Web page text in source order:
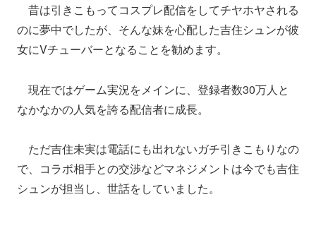
昔は引きこもってコスプレ配信をしてチヤホヤされる
のに夢中でしたが、そんな妹を心配した吉住シュンが彼
女にVチューバーとなることを勧めます。
現在ではゲーム実況をメインに、登録者数30万人と
なかなかの人気を誇る配信者に成長。
ただ吉住未実は電話にも出れないガチ引きこもりなの
で、コラボ相手との交渉などマネジメントは今でも吉住
シュンが担当し、世話をしていました。